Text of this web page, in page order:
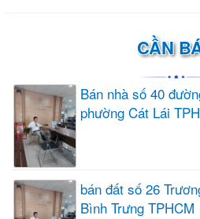
CẦN
Bán nhà số 40
phường Cát Lái
bán đất số 26
Bình Trưng TPHCM